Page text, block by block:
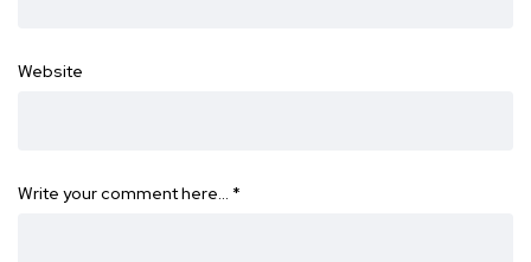
Website
Write your comment here… *